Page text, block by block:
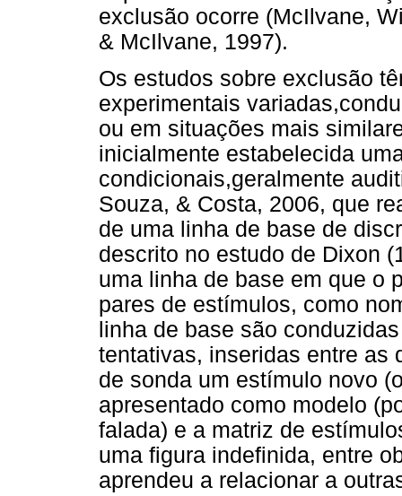
exclusão ocorre (McIlvane,
& McIlvane, 1997).
Os estudos sobre exclusão
experimentais
ou em situações mais
inicialmente estabelecida
condicionais,geralmente
Souza, & Costa, 2006, que
de uma linha de base de
descrito no estudo de Dixon
uma linha de base em que o
pares de estímulos, como
linha de base são
tentativas, inseridas entre as
de sonda um estímulo novo
apresentado como modelo
falada) e a matriz de
uma figura indefinida, entre
aprendeu a relacionar a